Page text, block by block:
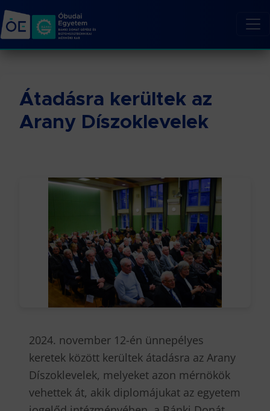
Átadásra kerültek az
Arany Díszoklevelek
2024. november 12-én ünnepélyes
keretek között kerültek átadásra az Arany
Díszoklevelek, melyeket azon mérnökök
vehettek át, akik diplomájukat az egyetem